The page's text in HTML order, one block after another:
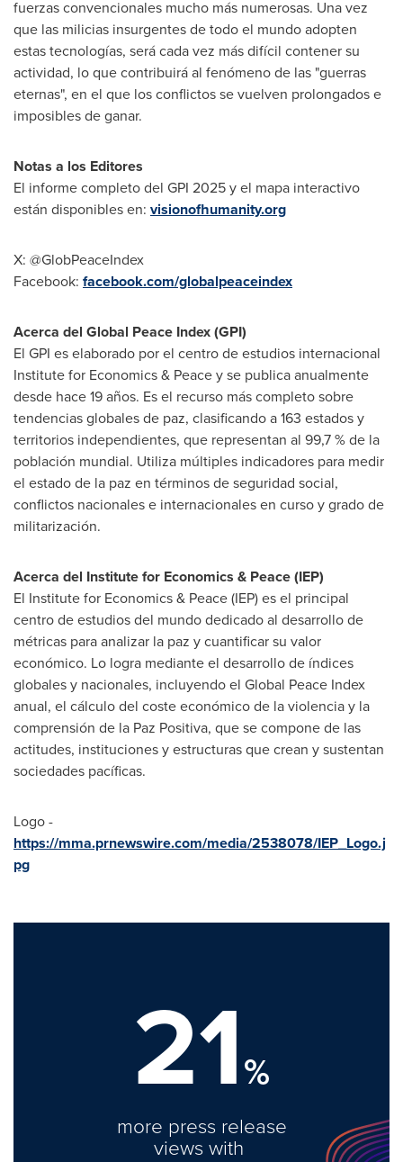
fuerzas convencionales mucho más numerosas. Una vez
que las milicias insurgentes de todo el mundo adopten
estas tecnologías, será cada vez más difícil contener su
actividad, lo que contribuirá al fenómeno de las "guerras
eternas", en el que los conflictos se vuelven prolongados e
imposibles de ganar.
Notas a los Editores
El informe completo del GPI 2025 y el mapa interactivo
están disponibles en: visionofhumanity.org
X: @GlobPeaceIndex
Facebook: facebook.com/globalpeaceindex
Acerca del Global Peace Index (GPI)
El GPI es elaborado por el centro de estudios internacional
Institute for Economics & Peace y se publica anualmente
desde hace 19 años. Es el recurso más completo sobre
tendencias globales de paz, clasificando a 163 estados y
territorios independientes, que representan al 99,7 % de la
población mundial. Utiliza múltiples indicadores para medir
el estado de la paz en términos de seguridad social,
conflictos nacionales e internacionales en curso y grado de
militarización.
Acerca del Institute for Economics & Peace (IEP)
El Institute for Economics & Peace (IEP) es el principal
centro de estudios del mundo dedicado al desarrollo de
métricas para analizar la paz y cuantificar su valor
económico. Lo logra mediante el desarrollo de índices
globales y nacionales, incluyendo el Global Peace Index
anual, el cálculo del coste económico de la violencia y la
comprensión de la Paz Positiva, que se compone de las
actitudes, instituciones y estructuras que crean y sustentan
sociedades pacíficas.
Logo -
https://mma.prnewswire.com/media/2538078/IEP_Logo.j
pg
21%
more press release
views with